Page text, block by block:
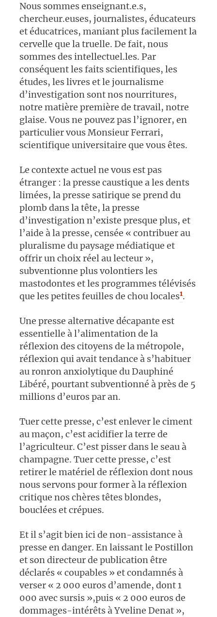
Nous sommes enseignant.e.s,
chercheur.euses, journalistes, éducateurs
et éducatrices, maniant plus facilement la
cervelle que la truelle. De fait, nous
sommes des intellectuel.les. Par
conséquent les faits scientifiques, les
études, les livres et le journalisme
d’investigation sont nos nourritures,
notre matière première de travail, notre
glaise. Vous ne pouvez pas l’ignorer, en
particulier vous Monsieur Ferrari,
scientifique universitaire que vous êtes.
Le contexte actuel ne vous est pas
étranger : la presse caustique a les dents
limées, la presse satirique se prend du
plomb dans la tête, la presse
d’investigation n’existe presque plus, et
l’aide à la presse, censée « contribuer au
pluralisme du paysage médiatique et
offrir un choix réel au lecteur »,
subventionne plus volontiers les
mastodontes et les programmes télévisés
que les petites feuilles de chou locales1.
Une presse alternative décapante est
essentielle à l’alimentation de la
réflexion des citoyens de la métropole,
réflexion qui avait tendance à s’habituer
au ronron anxiolytique du Dauphiné
Libéré, pourtant subventionné à près de 5
millions d’euros par an.
Tuer cette presse, c’est enlever le ciment
au maçon, c’est acidifier la terre de
l’agriculteur. C’est pisser dans le seau à
champagne. Tuer cette presse, c’est
retirer le matériel de réflexion dont nous
nous servons pour former à la réflexion
critique nos chères têtes blondes,
bouclées et crépues.
Et il s’agit bien ici de non-assistance à
presse en danger. En laissant le Postillon
et son directeur de publication être
déclarés « coupables » et condamnés à
verser « 2 000 euros d’amende, dont 1
000 avec sursis »,puis « 2 000 euros de
dommages-intérêts à Yveline Denat »,